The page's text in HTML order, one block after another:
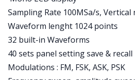
Sampling Rate 100MSa/s,
Waveform lenght 1024 points
32 built-in Waveforms
40 sets panel setting save & recall
Modulations : FM, FSK, ASK, PSK